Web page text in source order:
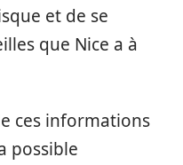
et de se
que Nice a à
ces informations
possible